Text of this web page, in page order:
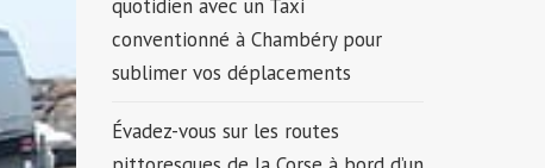
quotidien avec un Taxi
conventionné à Chambéry pour
sublimer vos déplacements
Évadez-vous sur les routes